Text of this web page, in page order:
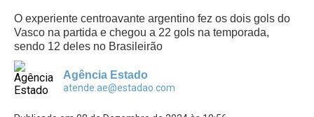
O experiente centroavante argentino fez os dois gols do
Vasco na partida e chegou a 22 gols na temporada,
sendo 12 deles no Brasileirão
Agência Estado
atende.ae@estadao.com